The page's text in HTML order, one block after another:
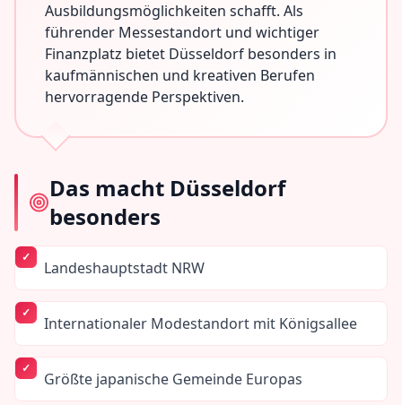
Ausbildungsmöglichkeiten schafft. Als
führender Messestandort und wichtiger
Finanzplatz bietet Düsseldorf besonders in
kaufmännischen und kreativen Berufen
hervorragende Perspektiven.
Das macht Düsseldorf
besonders
Landeshauptstadt NRW
Internationaler Modestandort mit Königsallee
Größte japanische Gemeinde Europas